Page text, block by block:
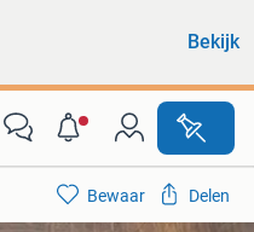
Bekijk
Bewaar Delen